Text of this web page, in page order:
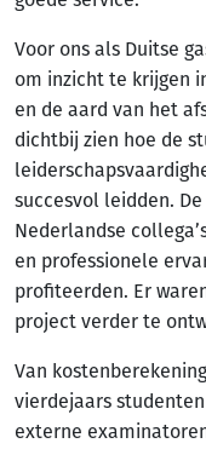
Voor ons als Duitse
om inzicht te krijgen
en de aard van het
dichtbij zien hoe de
succesvol leidden.
Nederlandse
en professionele
profiteerden. Er
project verder te
Van
vierdejaars
externe